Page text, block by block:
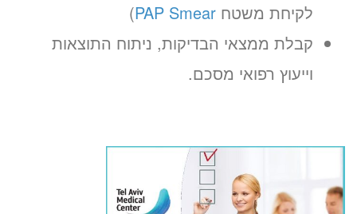
לקיחת משטח PAP Smear
)
קבלת ממצאי הבדיקות, ניתוח התוצאות
וייעוץ רפואי מסכם.